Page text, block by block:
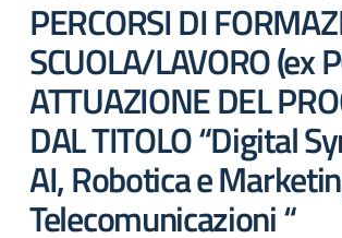
PERCORSI DI
SCUOLA/LAVORO (ex
ATTUAZIONE DEL
DAL TITOLO “Digital
AI, Robotica e
Telecomunicazioni “